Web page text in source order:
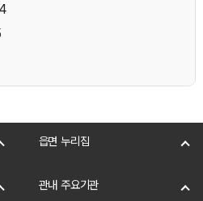
읍면 누리집
관내 주요기관